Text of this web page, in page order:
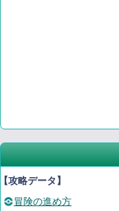
攻略データ】
冒険の進め方